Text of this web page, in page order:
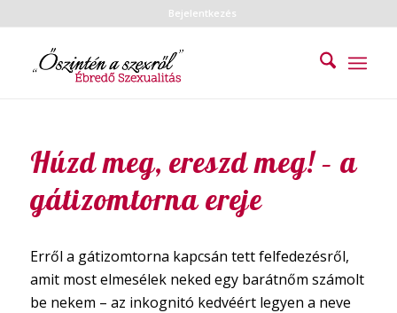
Bejelentkezés
Húzd meg, ereszd meg! – a
gátizomtorna ereje
Erről a gátizomtorna kapcsán tett felfedezésről,
amit most elmesélek neked egy barátnőm számolt
be nekem – az inkognitó kedvéért legyen a neve